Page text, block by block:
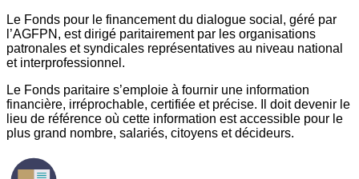
Le Fonds pour le financement du dialogue social, géré par
l’AGFPN, est dirigé paritairement par les organisations
patronales et syndicales représentatives au niveau national
et interprofessionnel.
Le Fonds paritaire s’emploie à fournir une information
financière, irréprochable, certifiée et précise. Il doit devenir le
lieu de référence où cette information est accessible pour le
plus grand nombre, salariés, citoyens et décideurs.